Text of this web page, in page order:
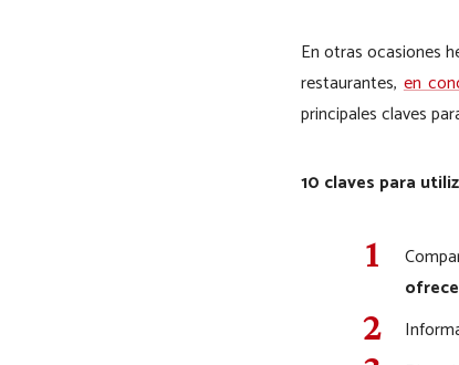
En otras ocasiones
restaurantes, en
principales claves
10 claves para